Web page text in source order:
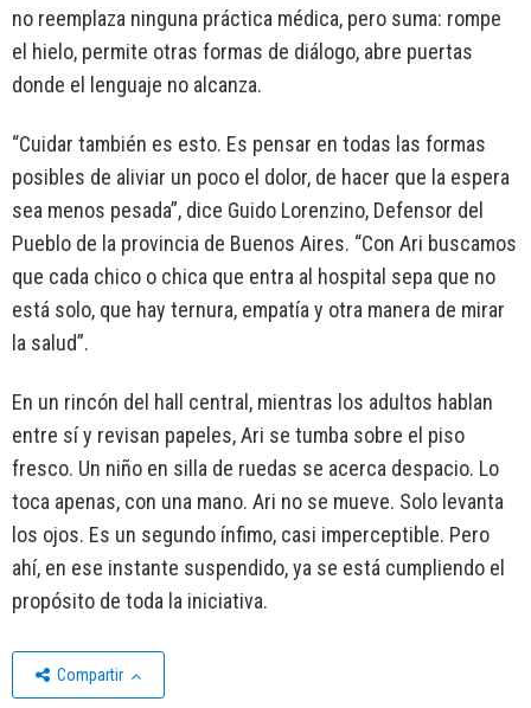
no reemplaza ninguna práctica médica, pero suma: rompe
el hielo, permite otras formas de diálogo, abre puertas
donde el lenguaje no alcanza.
“Cuidar también es esto. Es pensar en todas las formas
posibles de aliviar un poco el dolor, de hacer que la espera
sea menos pesada”, dice Guido Lorenzino, Defensor del
Pueblo de la provincia de Buenos Aires. “Con Ari buscamos
que cada chico o chica que entra al hospital sepa que no
está solo, que hay ternura, empatía y otra manera de mirar
la salud”.
En un rincón del hall central, mientras los adultos hablan
entre sí y revisan papeles, Ari se tumba sobre el piso
fresco. Un niño en silla de ruedas se acerca despacio. Lo
toca apenas, con una mano. Ari no se mueve. Solo levanta
los ojos. Es un segundo ínfimo, casi imperceptible. Pero
ahí, en ese instante suspendido, ya se está cumpliendo el
propósito de toda la iniciativa.
Compartir